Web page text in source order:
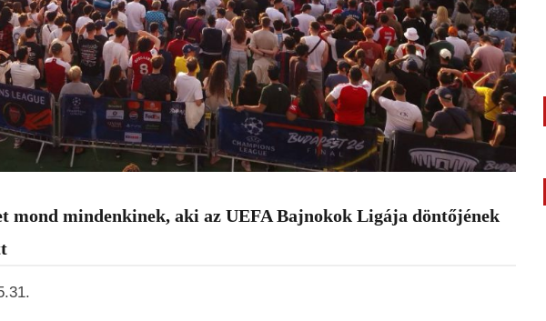
mond mindenkinek, aki az UEFA Bajnokok Ligája döntőjének